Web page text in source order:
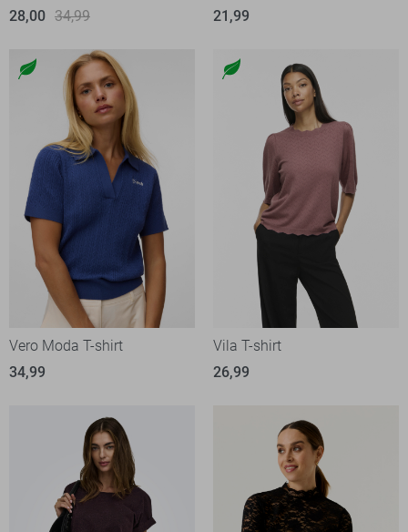
28,00 34,99
21,99
Vero Moda T-shirt
34,99
Vila T-shirt
26,99